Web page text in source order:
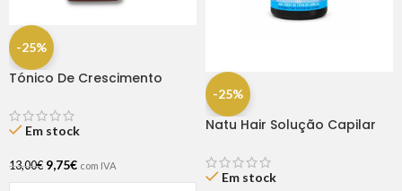
-25%
Tónico De Crescimento
Em stock
13,00€ 9,75€ com IVA
-25%
Natu Hair Solução Capilar
Em stock